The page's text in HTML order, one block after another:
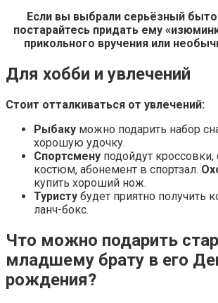
Если вы выбрали серьёзный
постарайтесь придать ему
прикольного вручения или
Для хобби и увлечений
Стоит отталкиваться от увлечений:
Рыбаку можно подарить набор
хорошую удочку.
Спортсмену подойдут
костюм, абонемент в спортзал.
купить хороший нож.
Туристу будет приятно получить
ланч-бокс.
Что можно подарить
младшему брату в его
рождения?